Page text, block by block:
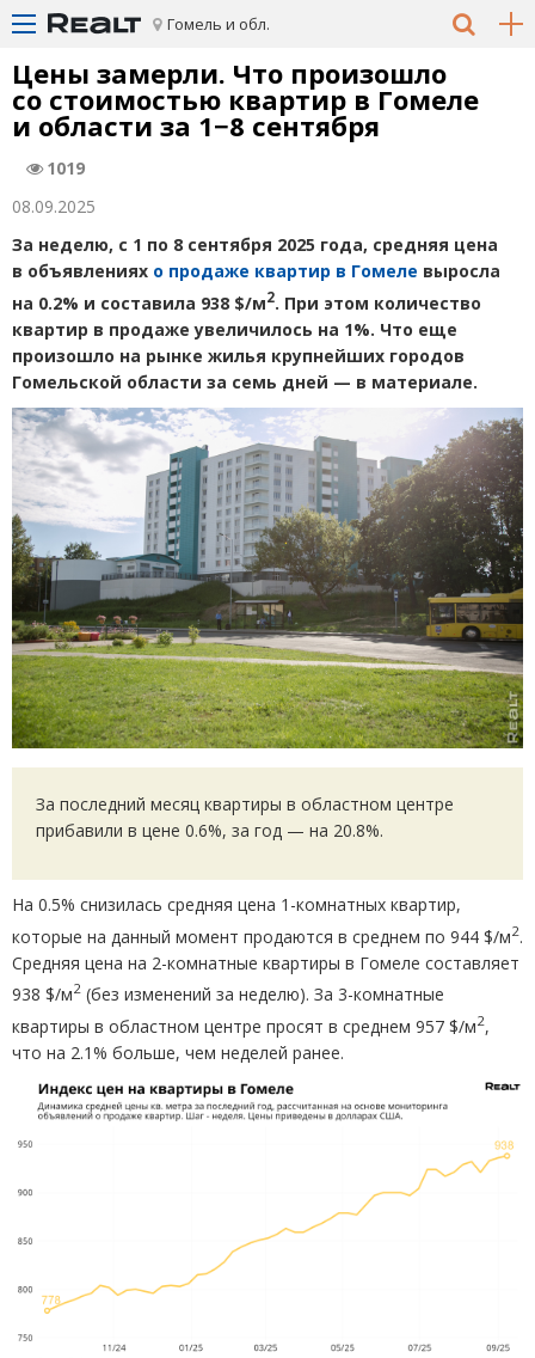
Гомель и обл.
Цены замерли. Что произошло
со стоимостью квартир в Гомеле
и области за 1−8 сентября
1019
08.09.2025
За неделю, с 1 по 8 сентября 2025 года, средняя цена
в объявлениях о продаже квартир в Гомеле выросла
на 0.2% и составила 938 $/м2. При этом количество
квартир в продаже увеличилось на 1%. Что еще
произошло на рынке жилья крупнейших городов
Гомельской области за семь дней — в материале.
За последний месяц квартиры в областном центре
прибавили в цене 0.6%, за год — на 20.8%.
На 0.5% снизилась средняя цена 1-комнатных квартир,
которые на данный момент продаются в среднем по 944 $/м2.
Средняя цена на 2-комнатные квартиры в Гомеле составляет
938 $/м2 (без изменений за неделю). За 3-комнатные
квартиры в областном центре просят в среднем 957 $/м2,
что на 2.1% больше, чем неделей ранее.